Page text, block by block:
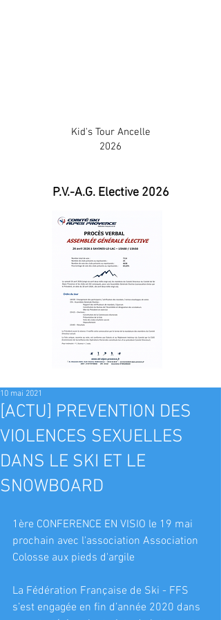
Kid's Tour Ancelle
2026
P.V.-A.G. Elective 2026
[ACTU] PREVENTION DES
VIOLENCES SEXUELLES
DANS LE SKI ET LE
SNOWBOARD
10 mai 2021
1ère CONFERENCE EN VISIO le 19 mai
prochain avec l'association Association
Colosse aux pieds d'argile
La Fédération Française de Ski - FFS
s’est engagée en fin d’année 2020 dans